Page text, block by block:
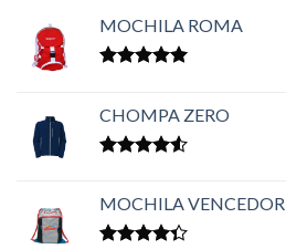
MOCHILA ROMA
CHOMPA ZERO
de 5
MOCHILA VENCEDOR